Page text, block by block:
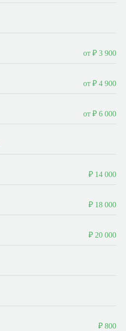
от ₽ 3 900
от ₽ 4 900
от ₽ 6 000
₽ 14 000
₽ 18 000
₽ 20 000
₽ 800